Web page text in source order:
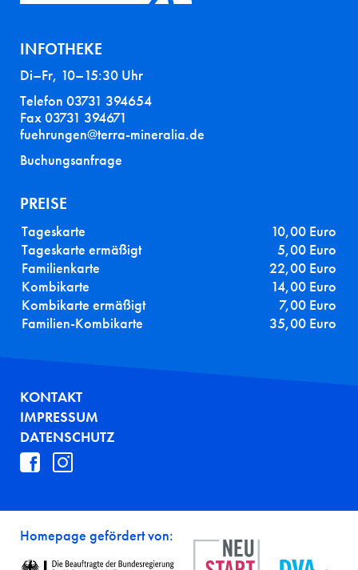
INFOTHEKE
Di–Fr, 10–15:30 Uhr
Telefon 03731 394654
Fax 03731 394671
fuehrungen@terra-mineralia.de
Buchungsanfrage
PREISE
Tageskarte
10,00 Euro
Tageskarte ermäßigt
5,00 Euro
Familienkarte
22,00 Euro
Kombikarte
14,00 Euro
Kombikarte ermäßigt
7,00 Euro
Familien-Kombikarte
35,00 Euro
FUSSZEILE
KONTAKT
IMPRESSUM
DATENSCHUTZ
Homepage gefördert von: